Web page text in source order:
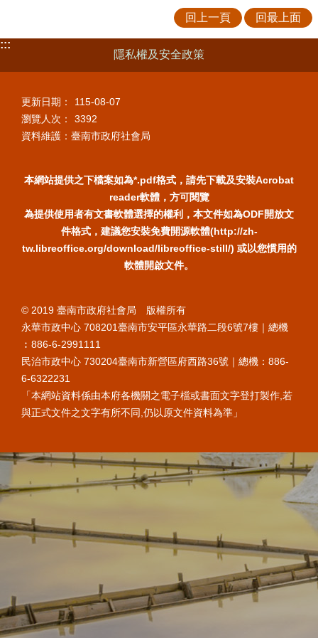
回上一頁 回最上面
:::
隱私權及安全政策
更新日期：
115-08-07
瀏覽人次：
3392
資料維護：臺南市政府社會局
本網站提供之下檔案如為*.pdf格式，請先下載及安裝Acrobat
reader軟體，方可閱覽
為提供使用者有文書軟體選擇的權利，本文件如為ODF開放文
件格式，建議您安裝免費開源軟體(http://zh-
tw.libreoffice.org/download/libreoffice-still/) 或以您慣用的
軟體開啟文件。
© 2019 臺南市政府社會局 版權所有
永華市政中心 708201臺南市安平區永華路二段6號7樓｜總機
︰886-6-2991111
民治市政中心 730204臺南市新營區府西路36號｜總機：886-
6-6322231
「本網站資料係由本府各機關之電子檔或書面文字登打製作,若
與正式文件之文字有所不同,仍以原文件資料為準」